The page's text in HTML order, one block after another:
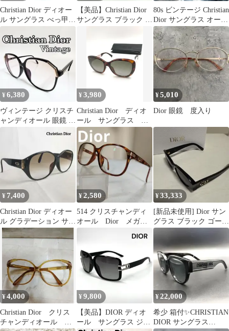
Christian Dior ディオー
ル サングラス べっ甲柄
ゴールド装飾
【美品】Christian Dior
サングラス ブラック バ
80s ビンテージ Christian
Dior サングラス オース
トリア製
¥6,380
ヴィンテージ クリスチ
ャンディオール 眼鏡 フ
¥3,980
Christian Dior ディオ
ール サングラス べ
っ甲調 2835
¥5,010
Dior 眼鏡 度入り
¥ 7,400
Christian Dior ディオー
ル グラデーション サン
グラス CD ロゴ
¥2,580
514 クリスチャンディ
オール Dior メガ
¥33,333
[新品未使用] Dior サン
グラス ブラック ゴール
ドCDロゴ
¥4,000
Christian Dior クリス
チャンディオール メ
¥9,800
【美品】DIOR ディオ
ール サングラス ジョ
¥22,000
希少 箱付✨CHRISTIAN
DIOR サングラス